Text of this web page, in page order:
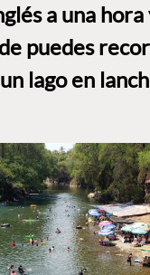
a una
puedes
lago en